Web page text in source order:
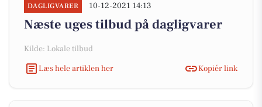
DAGLIGVARER 10-12-2021 14:13
Næste uges tilbud på dagligvarer
Kilde: Lokale tilbud
Læs hele artiklen her
Kopiér link